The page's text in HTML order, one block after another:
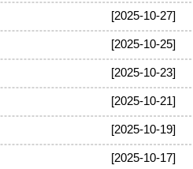
[2025-10-27]
[2025-10-25]
[2025-10-23]
[2025-10-21]
[2025-10-19]
[2025-10-17]